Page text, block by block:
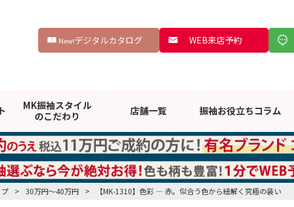
New!デジタルカタログ WEB来店予約
MK振袖スタイル
のこだわり
店舗一覧 振袖お役立ちコラム
> 30万円～40万円 > 【MK-1310】色彩 ― 赤。似合う色から紐解く究極の装い